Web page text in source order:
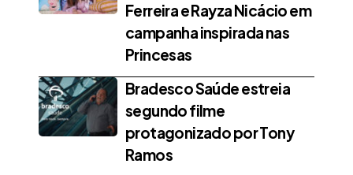
Ferreira e Rayza Nicácio em
campanha inspirada nas
Princesas
Bradesco Saúde estreia
segundo filme
protagonizado por Tony
Ramos